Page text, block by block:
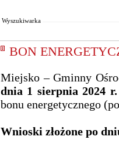
Wyszukiwarka
BON
Miejsko – Gminny
dnia 1 sierpnia 2024
bonu energetycznego
Wnioski złożone po